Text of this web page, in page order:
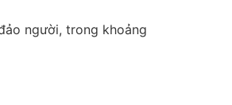
người, trong khoảng